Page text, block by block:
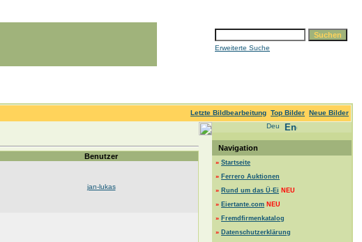
Erweiterte Suche
Letzte Bildbearbeitung Top Bilder Neue Bilder
Benutzer
jan-lukas
Navigation
» Startseite
» Ferrero Auktionen
» Rund um das Ü-Ei NEU
» Eiertante.com NEU
» Fremdfirmenkatalog
» Datenschutzerklärung